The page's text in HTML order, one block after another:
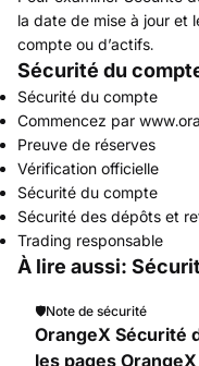
la date de mise à jour et
compte ou d’actifs.
Sécurité du
Sécurité du compte
Commencez par
Preuve de réserves
Vérification officielle
Sécurité du compte
Sécurité des dépôts et
Trading responsable
À lire aussi:
🛡️Note de sécurité
OrangeX Sécurité
les pages OrangeX